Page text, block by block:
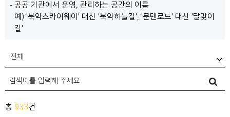
공공 기관에서 운영, 관리하는 공간의 이름
예) '북악스카이웨이' 대신 '북악하늘길', '문탠로드' 대신 '달맞이
길'
전체
총 933건